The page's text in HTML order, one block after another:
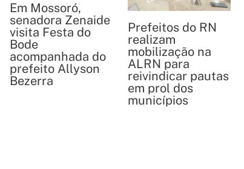
Em Mossoró,
senadora Zenaide
visita Festa do
Bode
acompanhada do
prefeito Allyson
Bezerra
Prefeitos do RN
realizam
mobilização na
ALRN para
reivindicar pautas
em prol dos
municípios